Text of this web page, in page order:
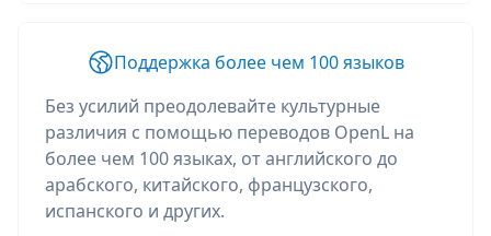
Поддержка более чем 100 языков
Без усилий преодолевайте культурные
различия с помощью переводов OpenL на
более чем 100 языках, от английского до
арабского, китайского, французского,
испанского и других.